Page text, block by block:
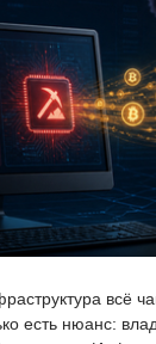
всё
есть нюанс: